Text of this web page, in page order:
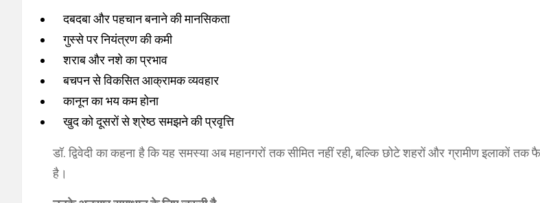
दबदबा और पहचान बनाने की मानसिकता
गुस्से पर नियंत्रण की कमी
शराब और नशे का प्रभाव
बचपन से विकसित आक्रामक व्यवहार
कानून का भय कम होना
खुद को दूसरों से श्रेष्ठ समझने की प्रवृत्ति
डॉ. द्विवेदी का कहना है कि यह समस्या अब महानगरों तक सीमित नहीं रही, बल्कि छोटे शहरों और ग्रामीण इलाकों तक
है।